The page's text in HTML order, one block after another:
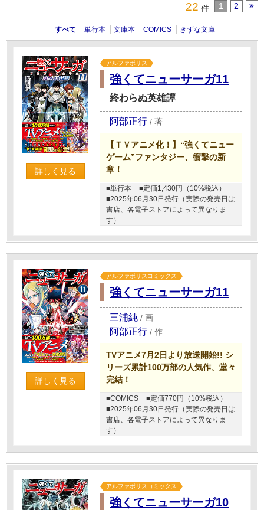
22 件 1 2
すべて 単行本 文庫本 COMICS きずな文庫
詳しく見る
アルファポリス
強くてニューサーガ11
終わらぬ英雄譚
阿部正行 / 著
【ＴＶアニメ化！】“強くてニュー
ゲーム”ファンタジー、衝撃の新
章！
■単行本
■定価1,430円（10%税込）
■2025年06月30日発行（実際の発売日は
書店、各電子ストアによって異なりま
す）
詳しく見る
アルファポリスコミックス
強くてニューサーガ11
三浦純 / 画
阿部正行 / 作
TVアニメ7月2日より放送開始!! シ
リーズ累計100万部の人気作、堂々
完結！
■COMICS
■定価770円（10%税込）
■2025年06月30日発行（実際の発売日は
書店、各電子ストアによって異なりま
す）
アルファポリスコミックス
強くてニューサーガ10